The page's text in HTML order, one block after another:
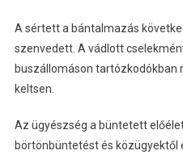
A sértett a bántalmazás
szenvedett. A vádlott
buszállomáson
keltsen.
Az ügyészség a büntetett
börtönbüntetést és közügyektől